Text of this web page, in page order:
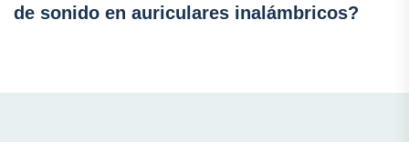
de sonido en auriculares inalámbricos?